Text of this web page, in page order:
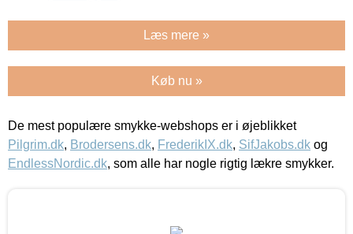
Læs mere »
Køb nu »
De mest populære smykke-webshops er i øjeblikket
Pilgrim.dk, Brodersens.dk, FrederikIX.dk, SifJakobs.dk og
EndlessNordic.dk, som alle har nogle rigtig lækre smykker.